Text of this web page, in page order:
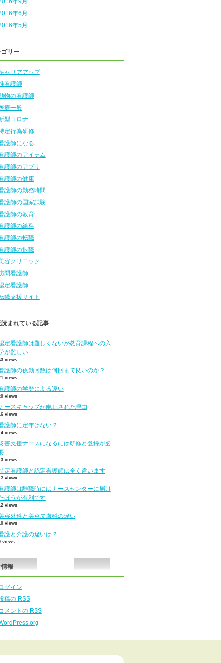
年9月
年6月
年5月
ゴリー
ャリアアップ
看護師
物の看護師
療一般
型コロナ
定行為研修
護師になる
護師のアイテム
護師のアプリ
護師の健康
護師の勤務時間
護師の国家試験
護師の教育
護師の給料
護師の転職
護師の退職
容クリニック
問看護師
定看護師
職支援サイト
読まれている記事
定看護師は難しくないが教育課程への入
が難しい
views
護師の夜勤回数は何回まで良いのか？
views
護師の学歴による違い
views
ースキャップが廃止された理由
views
護師に定年はない？
views
害支援ナースになるには研修と登録が必
views
定看護師と認定看護師は全く違います
views
護師は離職時にはナースセンターに届け
ほうが有利です
views
容外科と美容皮膚科の違い
views
護と介護の違いは？
views
情報
グイン
稿の RSS
メントの RSS